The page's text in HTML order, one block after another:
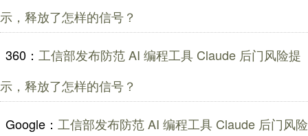
示，释放了怎样的信号？
360： 工信部发布防范 AI 编程工具 Claude 后门风险提
示，释放了怎样的信号？
Google： 工信部发布防范 AI 编程工具 Claude 后门风险